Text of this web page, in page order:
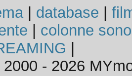
| database
colonne
- 2026